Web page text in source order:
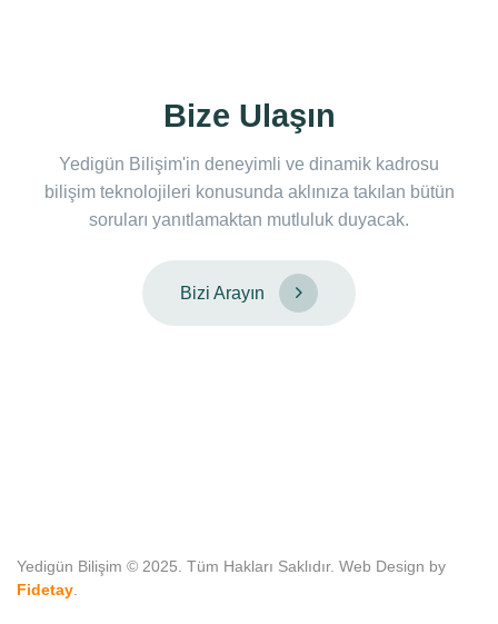
Bize Ulaşın
Yedigün Bilişim'in deneyimli ve dinamik kadrosu
bilişim teknolojileri konusunda aklınıza takılan bütün
soruları yanıtlamaktan mutluluk duyacak.
Bizi Arayın
Yedigün Bilişim © 2025. Tüm Hakları Saklıdır. Web Design by
Fidetay.